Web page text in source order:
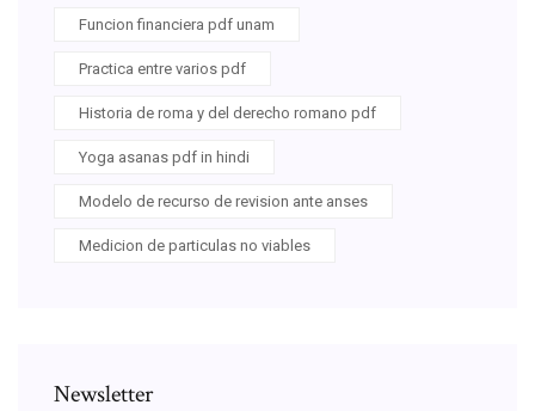
Funcion financiera pdf unam
Practica entre varios pdf
Historia de roma y del derecho romano pdf
Yoga asanas pdf in hindi
Modelo de recurso de revision ante anses
Medicion de particulas no viables
Newsletter